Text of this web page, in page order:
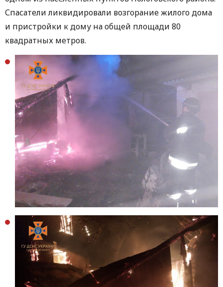
Спасатели ликвидировали возгорание жилого дома
и пристройки к дому на общей площади 80
квадратных метров.